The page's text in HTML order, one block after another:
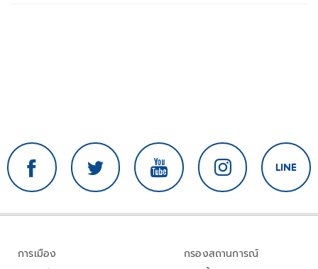
การเมือง
กรองสถานการณ์